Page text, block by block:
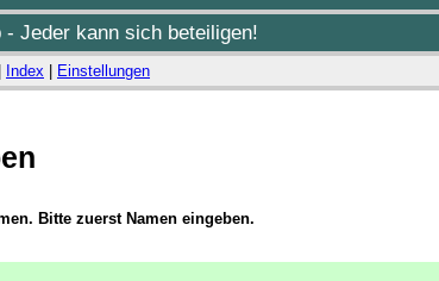
Jeder kann sich beteiligen!
Index Einstellungen
Bitte zuerst Namen eingeben.